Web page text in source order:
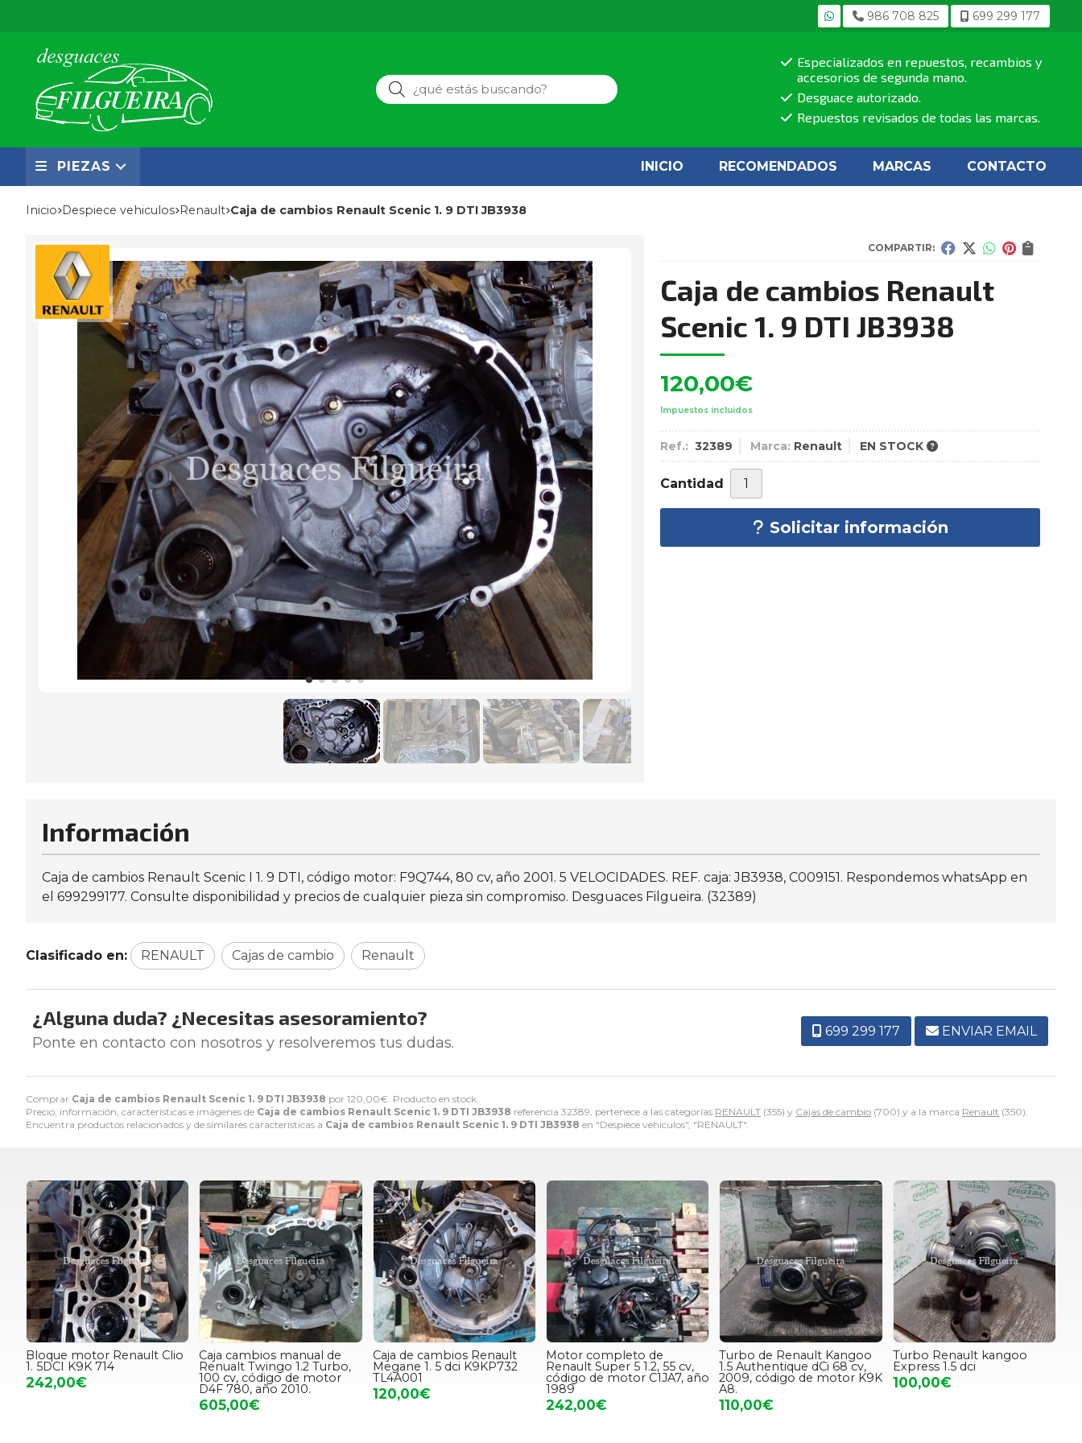
986 708 825 699 299 177
Buscar
Especializados en repuestos, recambios y
accesorios de segunda mano.
Desguace autorizado.
Repuestos revisados de todas las marcas.
PIEZAS INICIO RECOMENDADOS MARCAS CONTACTO
Inicio despiece vehiculos renault Caja de cambios Renault Scenic 1. 9 DTI JB3938
COMPARTIR:
Caja de cambios Renault
Scenic 1. 9 DTI JB3938
120,00€
Impuestos incluidos
Ref.: 32389 Marca: Renault EN STOCK
Cantidad
Solicitar información
Comprar Caja de cambios Renault Scenic 1. 9 DTI JB3938 por 120,00€ . Producto en stock.
Precio, información, características e imágenes de Caja de cambios Renault Scenic 1. 9 DTI JB3938 referencia 32389, pertenece a las categorías RENAULT (355) y Cajas de cambio (700) y a la marca Renault (350).
Encuentra productos relacionados y de similares características a Caja de cambios Renault Scenic 1. 9 DTI JB3938 en "Despiece vehiculos", "RENAULT".
Información
Caja de cambios Renault Scenic I 1. 9 DTI, código motor: F9Q744, 80 cv, año 2001. 5 VELOCIDADES. REF. caja: JB3938, C009151. Respondemos whatsApp en
el 699299177. Consulte disponibilidad y precios de cualquier pieza sin compromiso. Desguaces Filgueira. (32389)
Clasificado en: RENAULT Cajas de cambio Renault
¿Alguna duda? ¿Necesitas asesoramiento?
Ponte en contacto con nosotros y resolveremos tus dudas.
699 299 177 ENVIAR EMAIL
Bloque motor Renault Clio
1. 5DCI K9K 714
242,00€
Caja cambios manual de
Renualt Twingo 1.2 Turbo,
100 cv, código de motor
D4F 780, año 2010.
605,00€
Caja de cambios Renault
Megane 1. 5 dci K9KP732
TL4A001
120,00€
Motor completo de
Renault Super 5 1.2, 55 cv,
código de motor C1JA7, año
1989
242,00€
Turbo de Renault Kangoo
1.5 Authentique dCi 68 cv,
2009, código de motor K9K
A8.
110,00€
Turbo Renault kangoo
Express 1.5 dci
100,00€